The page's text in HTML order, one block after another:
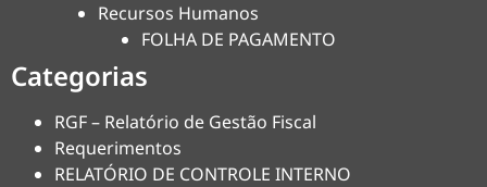
Recursos Humanos
FOLHA DE PAGAMENTO
Categorias
RGF – Relatório de Gestão Fiscal
Requerimentos
RELATÓRIO DE CONTROLE INTERNO